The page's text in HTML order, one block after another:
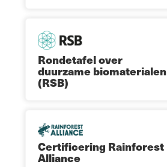
Rondetafel over
duurzame biomaterialen
(RSB)
Certificering Rainforest
Alliance